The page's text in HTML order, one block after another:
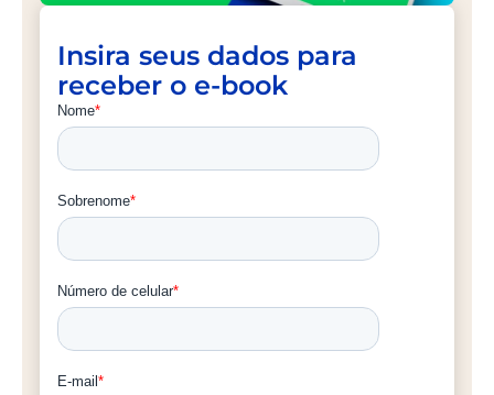
Insira seus dados para
receber o e-book